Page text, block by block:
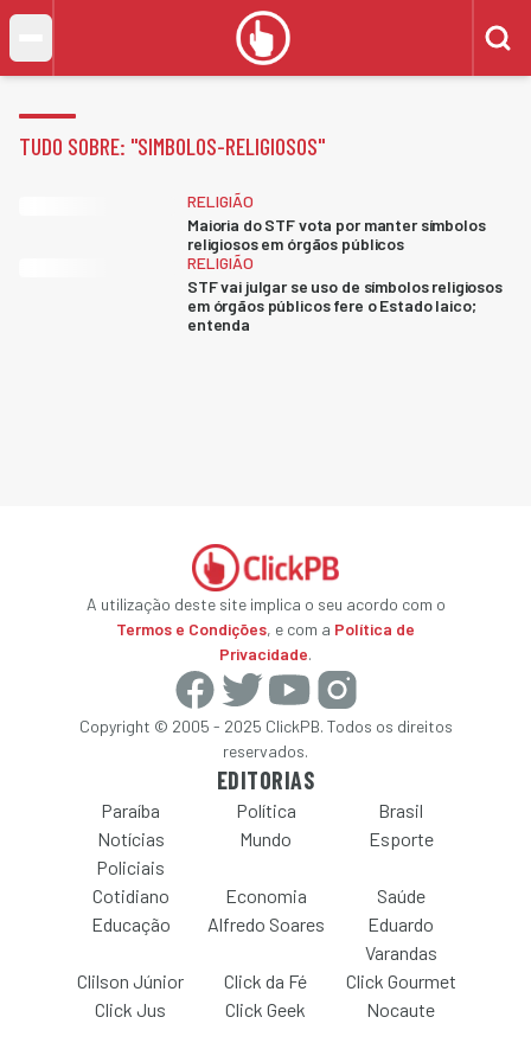
TUDO SOBRE: "SIMBOLOS-RELIGIOSOS"
RELIGIÃO
Maioria do STF vota por manter símbolos
religiosos em órgãos públicos
RELIGIÃO
STF vai julgar se uso de símbolos religiosos
em órgãos públicos fere o Estado laico;
entenda
A utilização deste site implica o seu acordo com o
Termos e Condições, e com a Política de
Privacidade.
Copyright © 2005 - 2025 ClickPB. Todos os direitos
reservados.
EDITORIAS
Paraíba Política
Brasil
Notícias
Policiais
Mundo Esporte
Cotidiano Economia
Saúde
Educação
Alfredo Soares
Eduardo
Varandas
Clilson Júnior
Click da Fé
Click Gourmet
Click Jus
Click Geek Nocaute